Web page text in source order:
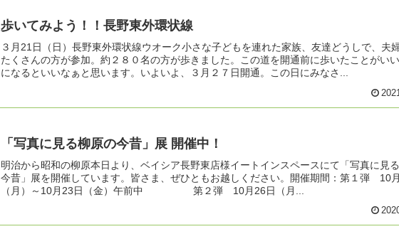
歩いてみよう！！長野東外環状線
３月21日（日）長野東外環状線ウオーク小さな子どもを連れた家族、友達どうしで、夫
たくさんの方が参加。約２８０名の方が歩きました。この道を開通前に歩いたことがい
になるといいなぁと思います。いよいよ、３月２７日開通。この日にみなさ...
「写真に見る柳原の今昔」展 開催中！
明治から昭和の柳原本日より、ベイシア長野東店様イートインスペースにて「写真に見
今昔」展を開催しています。皆さま、ぜひともお越しください。開催期間：第１弾 10
（月）～10月23日（金）午前中 第２弾 10月26日（月...